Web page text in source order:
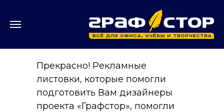
Прекрасно! Рекламные
листовки, которые помогли
подготовить Вам дизайнеры
проекта «Графстор», помогли